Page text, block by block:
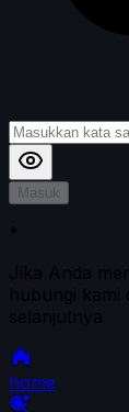
Masuk
*
Jika Anda
hubungi kami
selanjutnya
home